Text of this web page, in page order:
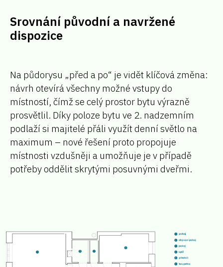
Srovnání původní a navržené
dispozice
Na půdorysu „před a po“ je vidět klíčová změna:
návrh otevírá všechny možné vstupy do
místností, čímž se celý prostor bytu výrazně
prosvětlil. Díky poloze bytu ve 2. nadzemním
podlaží si majitelé přáli využít denní světlo na
maximum – nové řešení proto propojuje
místnosti vzdušněji a umožňuje je v případě
potřeby oddělit skrytými posuvnými dveřmi.